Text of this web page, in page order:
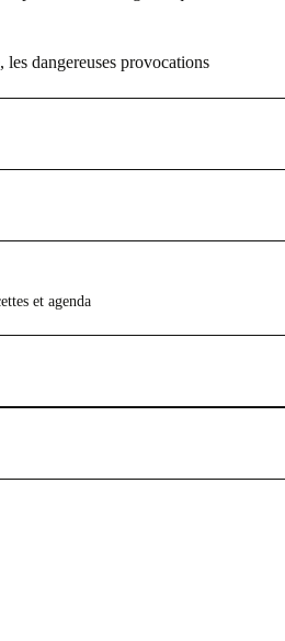
dangereuses provocations
et agenda